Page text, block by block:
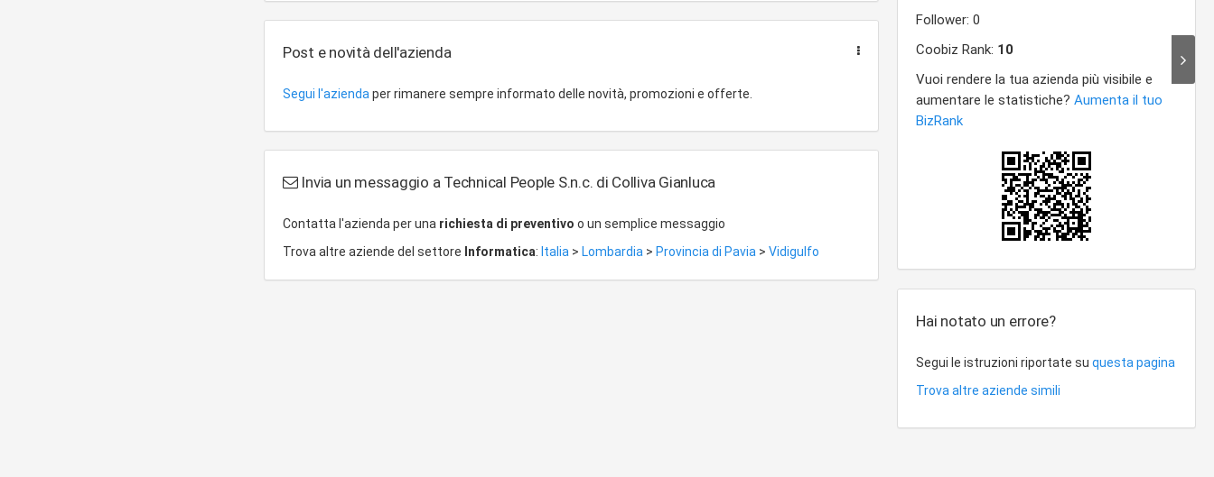
Post e novità dell'azienda
Segui l'azienda per rimanere sempre informato delle novità, promozioni e offerte.
Invia un messaggio a Technical People S.n.c. di Colliva Gianluca
Contatta l'azienda per una richiesta di preventivo o un semplice messaggio
Trova altre aziende del settore Informatica: Italia > Lombardia > Provincia di Pavia > Vidigulfo
Hai notato un errore?
Segui le istruzioni riportate suquesta pagina
Trova altre aziende simili